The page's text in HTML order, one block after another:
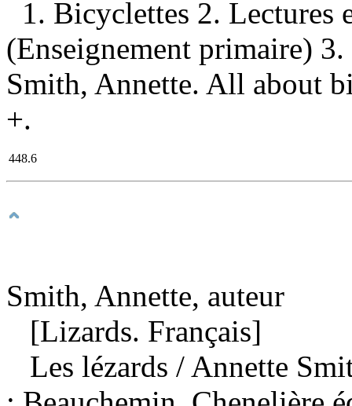
1. Bicyclettes 2. Lectures
(Enseignement primaire)
Smith, Annette. All about
+.
448.6
Smith, Annette, auteur
[Lizards. Français]
Les lézards / Annette